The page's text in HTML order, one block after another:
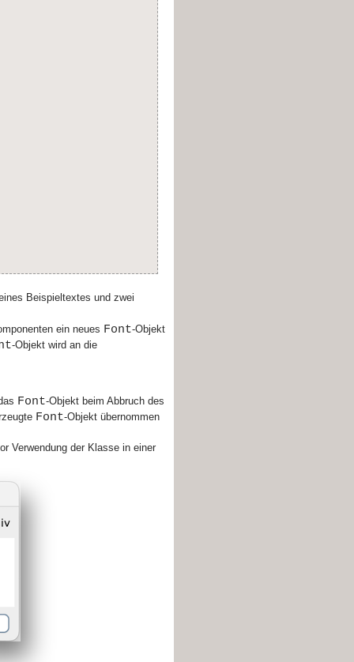
Beispieltextes und zwei
ein neues Font-Objekt
-Objekt wird an die
Font-Objekt beim Abbruch des
Font-Objekt übernommen
Verwendung der Klasse in einer